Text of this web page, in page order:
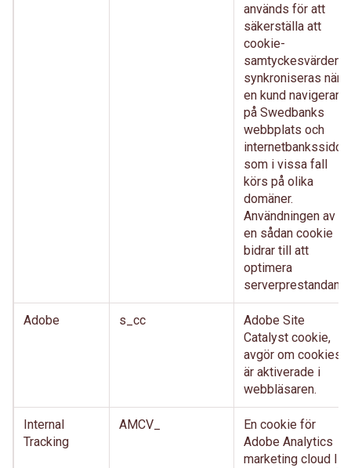
används för att
säkerställa att
cookie-
samtyckesvärden
synkroniseras när
en kund navigerar
på Swedbanks
webbplats och
internetbankssidor,
som i vissa fall
körs på olika
domäner.
Användningen av
en sådan cookie
bidrar till att
optimera
serverprestandan.
Adobe s_cc
Adobe Site
Catalyst cookie,
avgör om cookies
är aktiverade i
webbläsaren.
Internal
Tracking
AMCV_
En cookie för
Adobe Analytics
marketing cloud ID,